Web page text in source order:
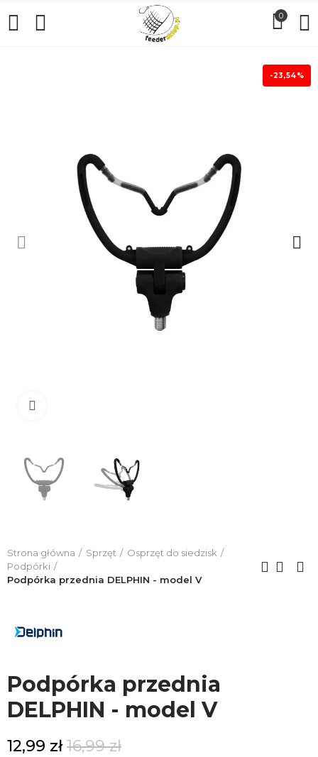
0
-23,54%
Strona główna Sprzęt
Osprzęt do siedzisk
Podpórki
Podpórka przednia DELPHIN - model V
Podpórka przednia
DELPHIN - model V
12,99 zł16,99 zł